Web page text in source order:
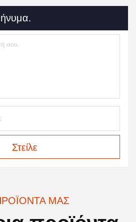
Στείλε
ΜΑΣ